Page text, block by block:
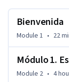
estas
que a través de
de él las redes
cómo pueden
servicios que
Bienvenida
Module 1 • 22
Módulo 1.
Module 2 • 4